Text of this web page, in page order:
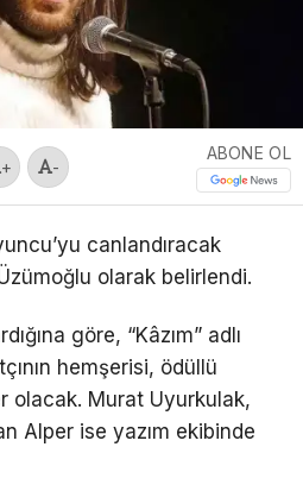
+ -
ABONE OL
canlandıracak
olarak belirlendi.
göre, “Kâzım” adlı
hemşerisi, ödüllü
olacak. Murat Uyurkulak,
Alper ise yazım ekibinde